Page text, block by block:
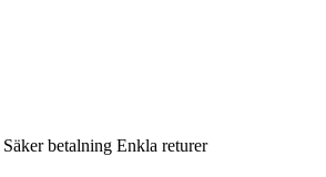
Säker betalning Enkla returer